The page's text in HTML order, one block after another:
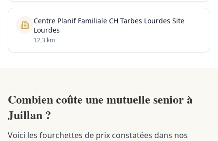
Centre Planif Familiale CH Tarbes Lourdes Site
Lourdes
12,3 km
Combien coûte une mutuelle senior à
Juillan ?
Voici les fourchettes de prix constatées dans nos